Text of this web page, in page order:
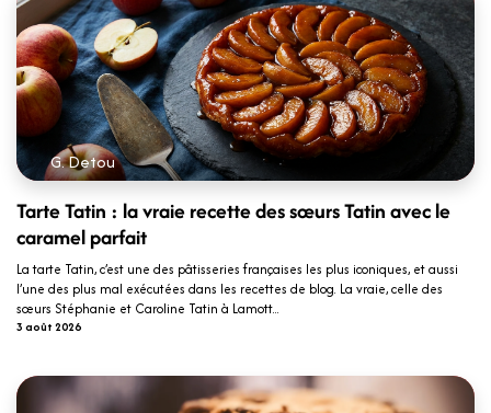
G. Detou
Tarte Tatin : la vraie recette des sœurs Tatin avec le
caramel parfait
La tarte Tatin, c’est une des pâtisseries françaises les plus iconiques, et aussi
l’une des plus mal exécutées dans les recettes de blog. La vraie, celle des
sœurs Stéphanie et Caroline Tatin à Lamott...
3 août 2026